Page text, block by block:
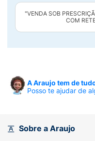
"VENDA SOB
COM
A Araujo tem de
Posso te ajudar de
Sobre a Araujo